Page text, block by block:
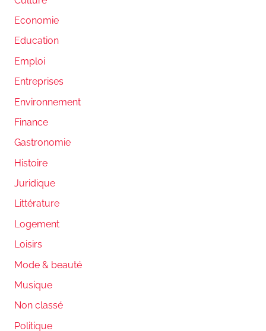
Economie
Education
Emploi
Entreprises
Environnement
Finance
Gastronomie
Histoire
Juridique
Littérature
Logement
Loisirs
Mode & beauté
Musique
Non classé
Politique